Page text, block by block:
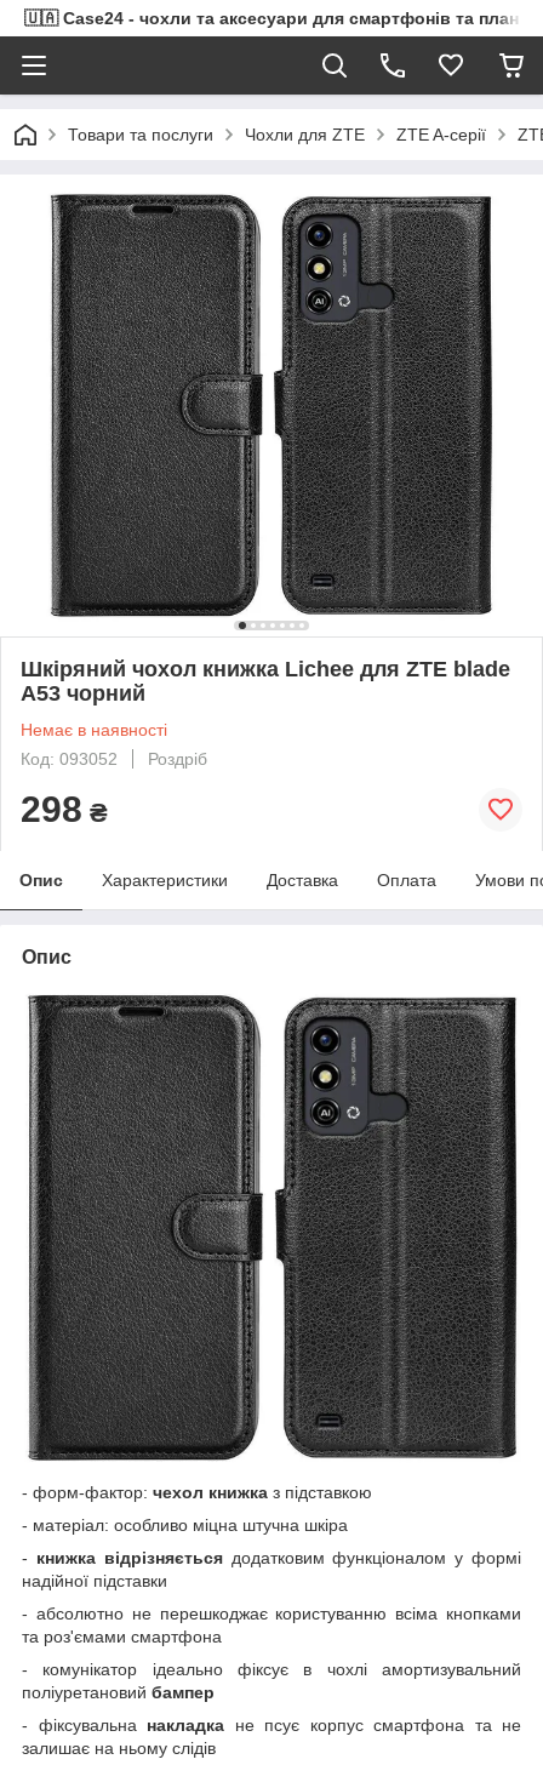
🇺🇦 Case24 - чохли та аксесуари для смартфонів та
Товари та послуги Чохли для ZTE ZTE A-серії
Шкіряний чохол книжка Lichee для ZTE blade
A53 чорний
Немає в наявності
Код: 093052
Роздріб
298 ₴
Опис Характеристики Доставка Оплата Умови
Опис
- форм-фактор: чехол книжка з підставкою
- матеріал: особливо міцна штучна шкіра
- книжка відрізняєтьсядодатковим функціоналом у формі
надійної підставки
- абсолютно не перешкоджає користуванню всіма кнопками
та роз'ємами смартфона
- комунікатор ідеально фіксує в чохлі амортизувальний
поліуретановий бампер
- фіксувальна накладка не псує корпус смартфона та не
залишає на ньому слідів